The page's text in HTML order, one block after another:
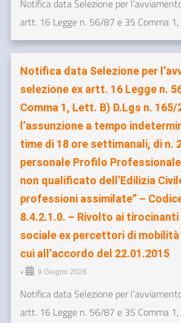
Notifica data Selezione per
artt. 16 Legge n. 56/87 e 35 Comma
Notifica data Selezione per
selezione ex artt. 16 Legge n.
Comma 1, Lett. B) D.Lgs n. 165/
l’assunzione a tempo
time di 18 ore settimanali, di n.
personale Profilo
non qualificato dell’Edilizia
professioni assimilate” –
8.4.2.1.0. – Rivolto ai
sociale ex percettori di mobilità
cui all’accordo del 22.01.2015
• 9 Giugno 2026
Notifica data Selezione per
artt. 16 Legge n. 56/87 e 35 Comma